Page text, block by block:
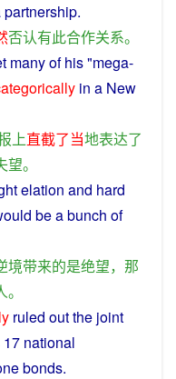
partnership.
否认有此合作关系。
many of his "mega-
in a New
上直截了当地表达了
望。
elation and hard
bea bunch of
境带来的是绝望， 那
。
ruled out the joint
17 national
bonds.